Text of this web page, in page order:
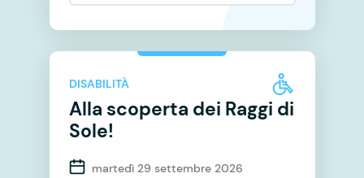
DISABILITÀ
Alla scoperta dei Raggi di
Sole!
martedì 29 settembre 2026